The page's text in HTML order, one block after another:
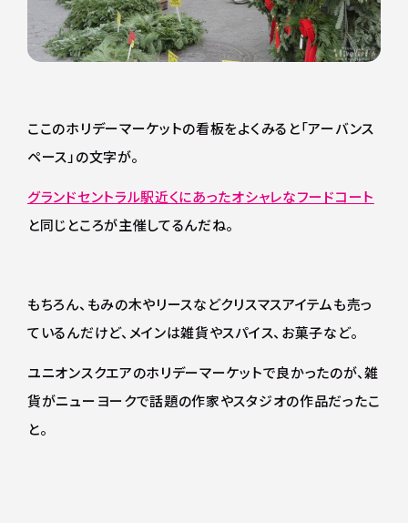
ここのホリデーマーケットの看板をよくみると「アーバンス
ペース」の文字が。
グランドセントラル駅近くにあったオシャレなフードコート
と同じところが主催してるんだね。
もちろん、もみの木やリースなどクリスマスアイテムも売っ
ているんだけど、メインは雑貨やスパイス、お菓子など。
ユニオンスクエアのホリデーマーケットで良かったのが、雑
貨がニューヨークで話題の作家やスタジオの作品だったこ
と。